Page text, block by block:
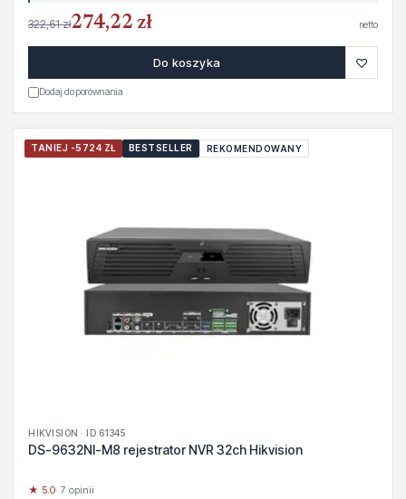
322,61 zł274,22 zł netto
Do koszyka ♡
Dodaj do porównania
TANIEJ -5724 ZŁ BESTSELLER REKOMENDOWANY
HIKVISION · ID 61345
DS-9632NI-M8 rejestrator NVR 32ch Hikvision
★ 5.0· 7 opinii